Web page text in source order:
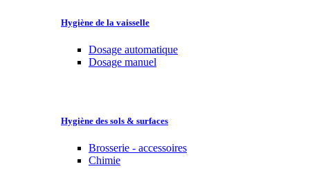
Hygiène de la vaisselle
Dosage automatique
Dosage manuel
Hygiène des sols & surfaces
Brosserie - accessoires
Chimie